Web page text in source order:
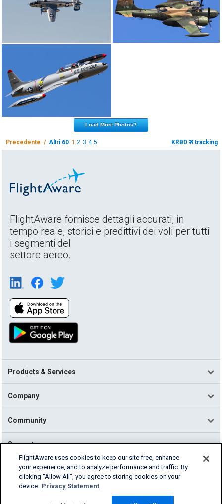
Load More Photos?
Precedente / Altri 60 1 2 3 4 5 KRBD tracking
FlightAware fornisce dettagli accurati, in
tempo reale, storici e predittivi dei voli per tutti
i segmenti del
settore aereo.
Products & Services
Company
Community
Support
English (USA)
2026 FlightAware
Cookie Settings
FlightAware uses cookies to keep our site free, enhance
your experience, and to analyze performance and traffic. By
clicking “Allow All”, you agree to storing cookies on your
device. Privacy Statement